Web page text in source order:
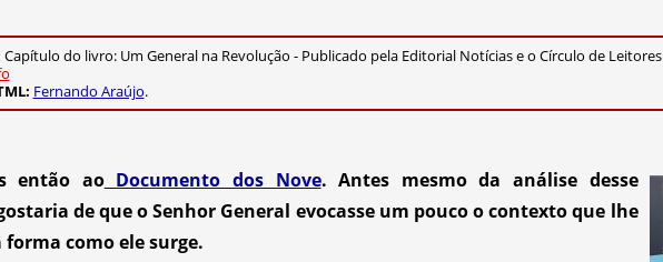
Capítulo do livro: Um General na Revolução - Publicado pela Editorial Notícias e o Círculo de Leitores
Fernando Araújo.
então aoDocumento dos Nove. Antes mesmo da análise desse
de que o Senhor General evocasse um pouco o contexto que lhe
forma como ele surge.